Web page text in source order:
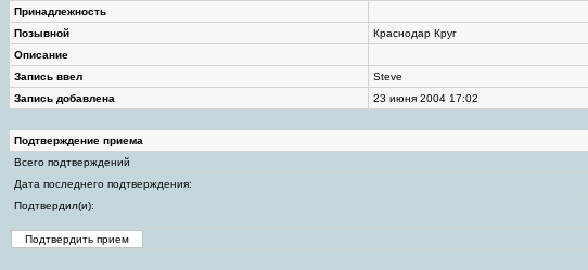
Принадлежность
Позывной
Краснодар Круг
Описание
Запись ввел
Steve
Запись добавлена
23 июня 2004 17:02
Подтверждение приема
Всего подтверждений
Дата последнего подтверждения:
Подтвердил(и):